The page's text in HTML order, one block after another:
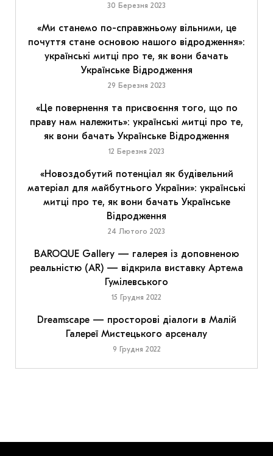
30 Березня 2023
«Ми станемо по-справжньому вільними, це
почуття стане основою нашого відродження»:
українські митці про те, як вони бачать
Українське Відродження
29 Березня 2023
«Це повернення та присвоєння того, що по
праву нам належить»: українські митці про те,
як вони бачать Українське Відродження
12 Березня 2023
«Новоздобутий потенціал як будівельний
матеріал для майбутнього України»: українські
митці про те, як вони бачать Українське
Відродження
24 Лютого 2023
BAROQUE Gallery — галерея із доповненою
реальністю (AR) — відкрила виставку Артема
Гумілевського
15 Грудня 2022
Dreamscape — просторові діалоги в Малій
Галереї Мистецького арсеналу
9 Грудня 2022